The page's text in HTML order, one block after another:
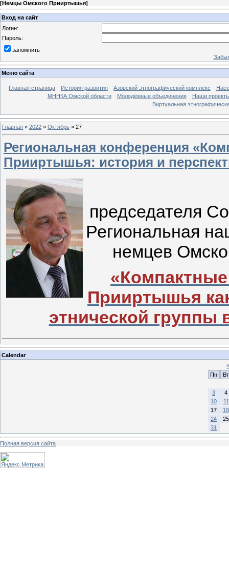
[Немцы Омского Прииртышья]
Вход на сайт
Логин:
Пароль:
запомнить
Меню сайта
Главная страница История развития Азовский этнографический комплекс
МННКА Омской области
Молодёжные объединения
Наши
Виртуальная
Главная » 2022 » Октябрь » 27
Региональная конференция
Прииртышья: история и
председателя
Региональная
немцев
Прииртышья
этнической группы
Calendar
«
Пн
Вт
3
4
10
11
17
18
24
25
31
Полная версия сайта